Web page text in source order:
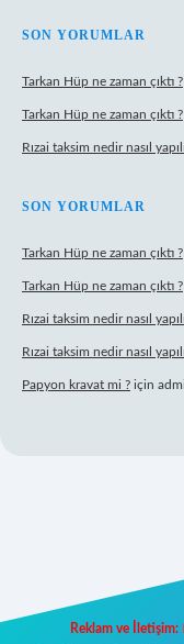
SON YORUMLAR
Tarkan Hüp ne zaman çıktı ?
Tarkan Hüp ne zaman çıktı ?
Rızai taksim nedir nasıl
SON YORUMLAR
Tarkan Hüp ne zaman çıktı ?
Tarkan Hüp ne zaman çıktı ?
Rızai taksim nedir nasıl
Rızai taksim nedir nasıl
Papyon kravat mi ? için
Reklam ve İletişim: